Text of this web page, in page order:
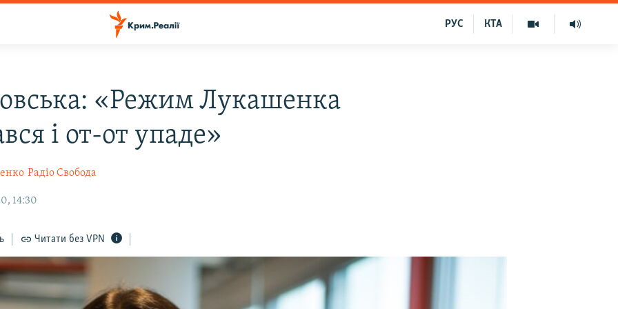
КТА
РУС
«Режим Лукашенка
і от-от упаде»
Радіо Свобода
14:30
Читати без VPN